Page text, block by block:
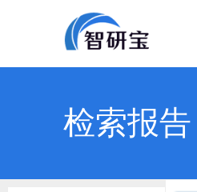
检索报告